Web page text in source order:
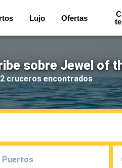
Lujo Ofertas
sobre Jewel of
cruceros encontrados
Puertos